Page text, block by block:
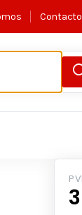
Contacto